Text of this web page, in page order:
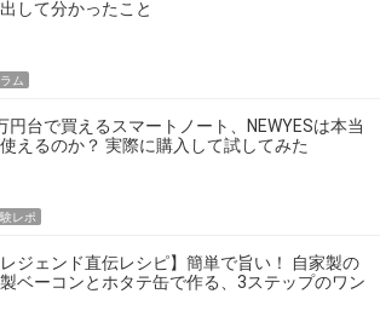
して分かったこと
ム
円台で買えるスマートノート、NEWYESは本当
えるのか？ 実際に購入して試してみた
レポ
レジェンド直伝レシピ】簡単で旨い！ 自家製の
ベーコンとホタテ缶で作る、3ステップのワン